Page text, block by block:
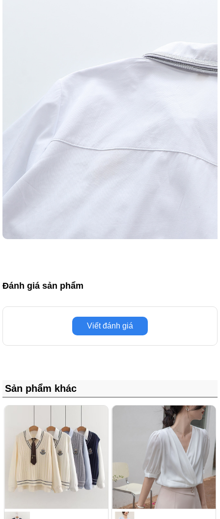
Đánh giá sản phẩm
Viết đánh giá
Sản phẩm khác